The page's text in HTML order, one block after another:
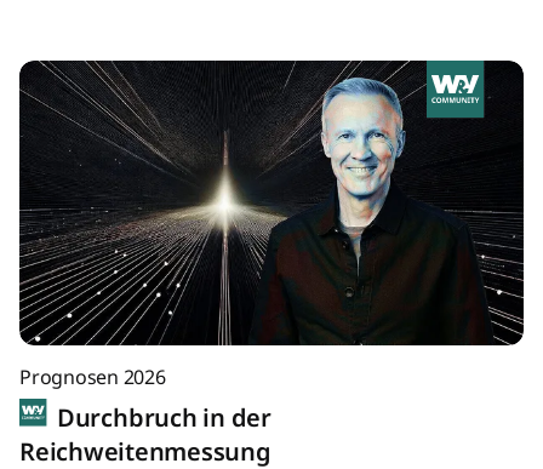
Prognosen 2026
Durchbruch in der
Reichweitenmessung